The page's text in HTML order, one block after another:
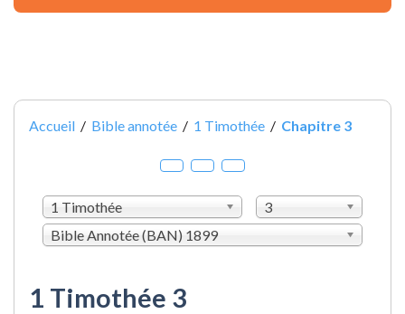
Accueil / Bible annotée / 1 Timothée / Chapitre 3
1 Timothée
3
Bible Annotée (BAN) 1899
1 Timothée 3